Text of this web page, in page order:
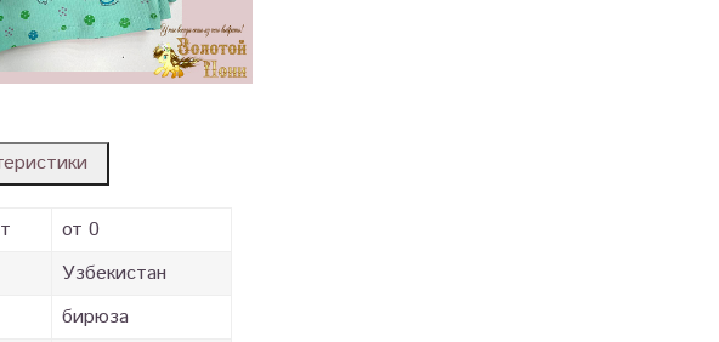
от 0
Узбекистан
бирюза